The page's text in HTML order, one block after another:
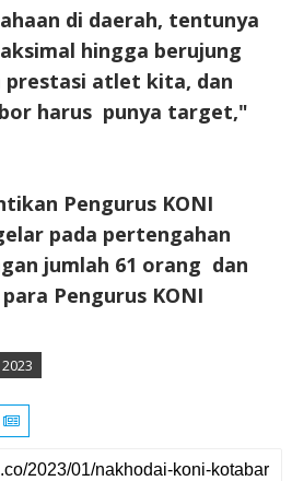
di daerah, tentunya
hingga berujung
prestasi atlet kita, dan
harus punya target,"
Pengurus KONI
pada pertengahan
jumlah 61 orang dan
Pengurus KONI